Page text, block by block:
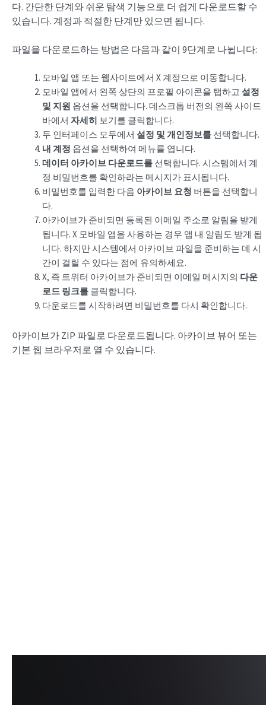
다. 간단한 단계와 쉬운 탐색 기능으로 더 쉽게 다운로드할 수
있습니다. 계정과 적절한 단계만 있으면 됩니다.
파일을 다운로드하는 방법은 다음과 같이 9단계로 나뉩니다:
모바일 앱 또는 웹사이트에서 X 계정으로 이동합니다.
모바일 앱에서 왼쪽 상단의 프로필 아이콘을 탭하고 설정
및 지원 옵션을 선택합니다. 데스크톱 버전의 왼쪽 사이드
바에서 자세히 보기를 클릭합니다.
두 인터페이스 모두에서 설정 및 개인정보를 선택합니다.
내 계정 옵션을 선택하여 메뉴를 엽니다.
데이터 아카이브 다운로드를 선택합니다. 시스템에서 계
정 비밀번호를 확인하라는 메시지가 표시됩니다.
비밀번호를 입력한 다음 아카이브 요청 버튼을 선택합니
다.
아카이브가 준비되면 등록된 이메일 주소로 알림을 받게
됩니다. X 모바일 앱을 사용하는 경우 앱 내 알림도 받게 됩
니다. 하지만 시스템에서 아카이브 파일을 준비하는 데 시
간이 걸릴 수 있다는 점에 유의하세요.
X, 즉 트위터 아카이브가 준비되면 이메일 메시지의 다운
로드 링크를 클릭합니다.
다운로드를 시작하려면 비밀번호를 다시 확인합니다.
아카이브가 ZIP 파일로 다운로드됩니다. 아카이브 뷰어 또는
기본 웹 브라우저로 열 수 있습니다.